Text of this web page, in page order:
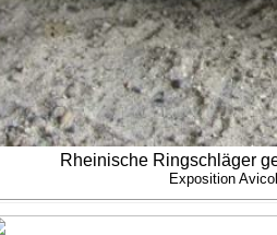
Rheinische Ringschläger
Exposition